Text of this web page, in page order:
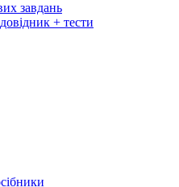
завдань
+ тести